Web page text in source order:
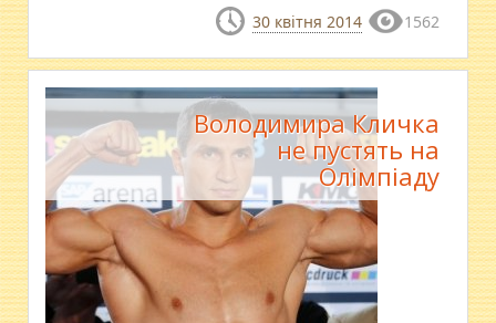
30 квітня 2014 1562
Володимира Кличка
не пустять на
Олімпіаду